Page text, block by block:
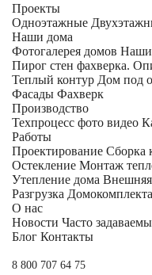
Проекты
Одноэтажные
Наши дома
Фотогалерея домов Наши
Пирог стен фахверка.
Теплый контур Дом под
Фасады Фахверк
Производство
Техпроцесс фото видео
Работы
Проектирование Сборка
Остекление Монтаж
Утепление дома Внешняя
Разгрузка Домокомплекта
О нас
Новости Часто
Блог Контакты
8 800 707 64 75